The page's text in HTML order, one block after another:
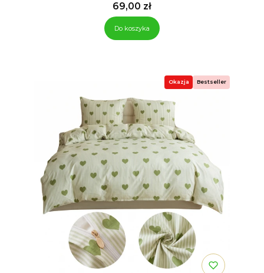
Cena
69,00 zł
Do koszyka
Okazja Bestseller